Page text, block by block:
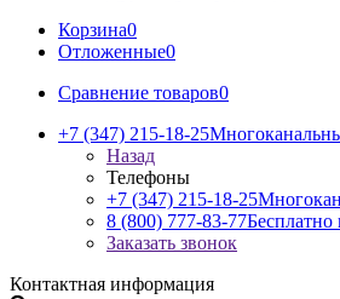
Корзина0
Отложенные0
Сравнение товаров0
+7 (347) 215-18-25
Назад
Телефоны
+7 (347) 215-18-25
8 (800) 777-83-77Бесплатно
Заказать звонок
Контактная информация